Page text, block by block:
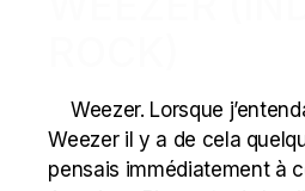
Weezer. Lorsque
Weezer il y a de cela
pensais immédiatement à